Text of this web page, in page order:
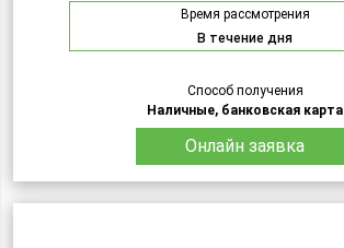
Время рассмотрения
В течение дня
Способ получения
Наличные, банковская карта
Онлайн заявка